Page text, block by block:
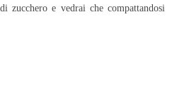
zucchero e vedrai che compattandosi